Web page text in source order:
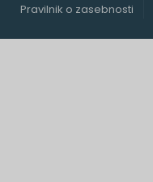
Pravilnik o zasebnosti